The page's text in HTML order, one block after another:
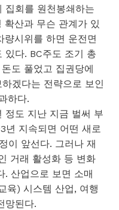
집회를 원천봉쇄하는
확산과 무슨 관계가 있
량시위를 하면 운전면
있다. BC주도 조기 총
도 풀었고 집권당에
겠다는 전략으로 보인
하다.
정도 지난 지금 벌써 부
년 지속되면 어떤 새로
이 앞선다. 그러나 재
거래 활성화 등 변화
. 산업으로 보면 소매
육) 시스템 산업, 여행
망된다.